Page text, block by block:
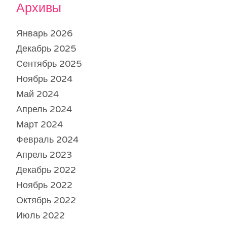
Архивы
Январь 2026
Декабрь 2025
Сентябрь 2025
Ноябрь 2024
Май 2024
Апрель 2024
Март 2024
Февраль 2024
Апрель 2023
Декабрь 2022
Ноябрь 2022
Октябрь 2022
Июль 2022